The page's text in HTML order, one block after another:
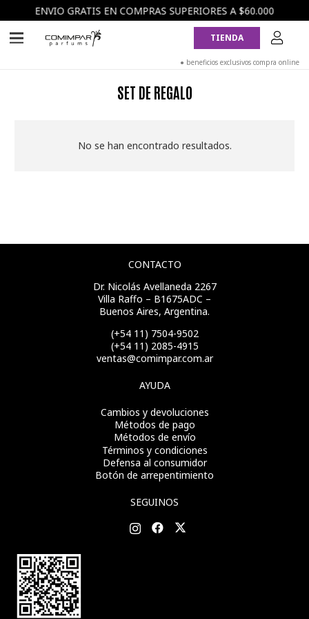
ENVIO GRATIS EN COMPRAS SUPERIORES A $60.000
TIENDA
● beneficios exclusivos compra online
SET DE REGALO
No se han encontrado resultados.
CONTACTO
Dr. Nicolás Avellaneda 2267
Villa Raffo – B1675ADC –
Buenos Aires, Argentina.
(+54 11) 7504-9502
(+54 11) 2085-4915
ventas@comimpar.com.ar
AYUDA
Cambios y devoluciones
Métodos de pago
Métodos de envío
Términos y condiciones
Defensa al consumidor
Botón de arrepentimiento
SEGUINOS